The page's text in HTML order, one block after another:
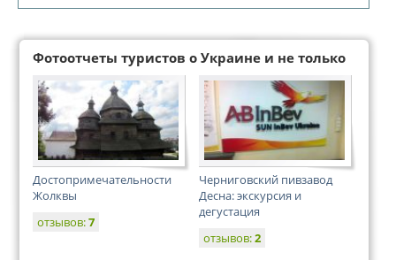
Фотоотчеты туристов о Украине и не только
Достопримечательности
Жолквы
отзывов:7
Черниговский пивзавод
Десна: экскурсия и
дегустация
отзывов:2